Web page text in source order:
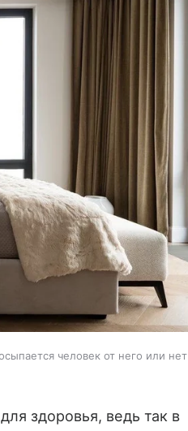
человек от него или нет
здоровья, ведь так в